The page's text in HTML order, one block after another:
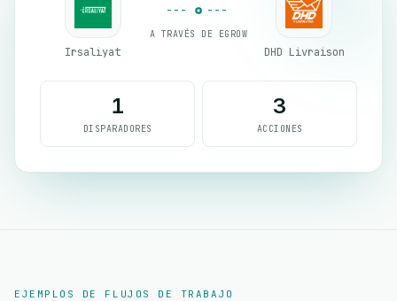
Irsaliyat
A TRAVÉS DE EGROW
DHD Livraison
1
DISPARADORES
3
ACCIONES
EJEMPLOS DE FLUJOS DE TRABAJO